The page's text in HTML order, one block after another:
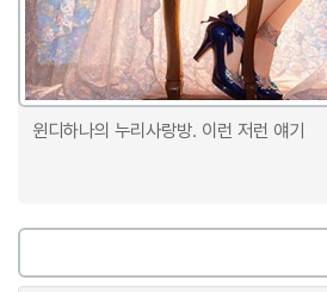
윈디하나의 누리사랑방. 이런 저런 얘기